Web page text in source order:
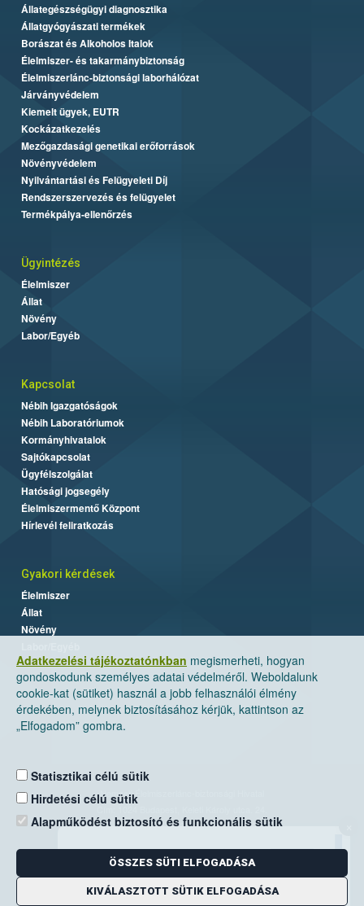
Adatkezelési tájékoztatónkban megismerheti, hogyan
gondoskodunk személyes adatai védelméről. Weboldalunk
cookie-kat (sütiket) használ a jobb felhasználói élmény
érdekében, melynek biztosításához kérjük, kattintson az
„Elfogadom” gombra.
Statisztikai célú sütik
Hirdetési célú sütik
Alapműködést biztosító és funkcionális sütik
ÖSSZES SÜTI ELFOGADÁSA
KIVÁLASZTOTT SÜTIK ELFOGADÁSA
Állategészségügyi diagnosztika
Állatgyógyászati termékek
Borászat és Alkoholos Italok
Élelmiszer- és takarmánybiztonság
Élelmiszerlánc-biztonsági laborhálózat
Járványvédelem
Kiemelt ügyek, EUTR
Kockázatkezelés
Mezőgazdasági genetikai erőforrások
Növényvédelem
Nyilvántartási és Felügyeleti Díj
Rendszerszervezés és felügyelet
Termékpálya-ellenőrzés
Ügyintézés
Élelmiszer
Állat
Növény
Labor/Egyéb
Kapcsolat
Nébih Igazgatóságok
Nébih Laboratóriumok
Kormányhivatalok
Sajtókapcsolat
Ügyfélszolgálat
Hatósági jogsegély
Élelmiszermentő Központ
Hírlevél feliratkozás
Gyakori kérdések
Élelmiszer
Állat
Növény
Nemzeti Élelmiszerlánc-biztonsági Hivatal
Levelezési cím: 1525 Budapest. Pf. 30.
E-mail:ugyfelszolgalat@nebih.gov.hu
Zöld szám: 06-80/263-244
Telefon: 06-1/ 336-9000